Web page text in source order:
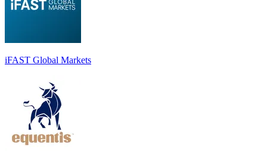
iFAST Global Markets